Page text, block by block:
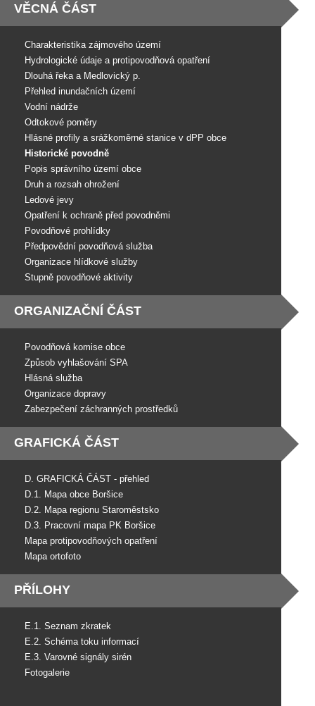
VĚCNÁ ČÁST
Charakteristika zájmového území
Hydrologické údaje a protipovodňová opatření
Dlouhá řeka a Medlovický p.
Přehled inundačních území
Vodní nádrže
Odtokové poměry
Hlásné profily a srážkoměrné stanice v dPP obce
Historické povodně
Popis správního území obce
Druh a rozsah ohrožení
Ledové jevy
Opatření k ochraně před povodněmi
Povodňové prohlídky
Předpovědní povodňová služba
Organizace hlídkové služby
Stupně povodňové aktivity
ORGANIZAČNÍ ČÁST
Povodňová komise obce
Způsob vyhlašování SPA
Hlásná služba
Organizace dopravy
Zabezpečení záchranných prostředků
GRAFICKÁ ČÁST
D. GRAFICKÁ ČÁST - přehled
D.1. Mapa obce Boršice
D.2. Mapa regionu Staroměstsko
D.3. Pracovní mapa PK Boršice
Mapa protipovodňových opatření
Mapa ortofoto
PŘÍLOHY
E.1. Seznam zkratek
E.2. Schéma toku informací
E.3. Varovné signály sirén
Fotogalerie